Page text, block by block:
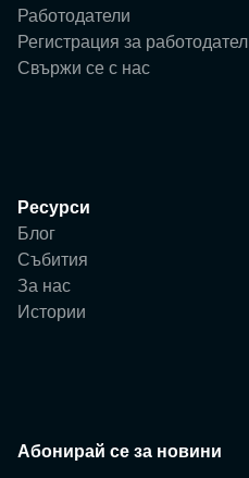
Работодатели
Регистрация за работодател
Свържи се с нас
Ресурси
Блог
Събития
За нас
Истории
Абонирай се за новини